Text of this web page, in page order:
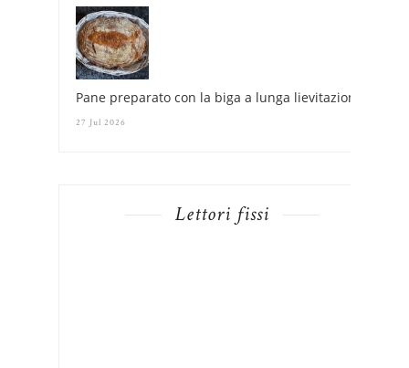
Pane preparato con la biga a lunga lievitazione
27 Jul 2026
Lettori fissi